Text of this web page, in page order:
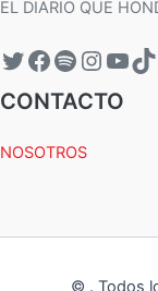
EL DIARIO QUE
CONTACTO
NOSOTROS
© . Todos